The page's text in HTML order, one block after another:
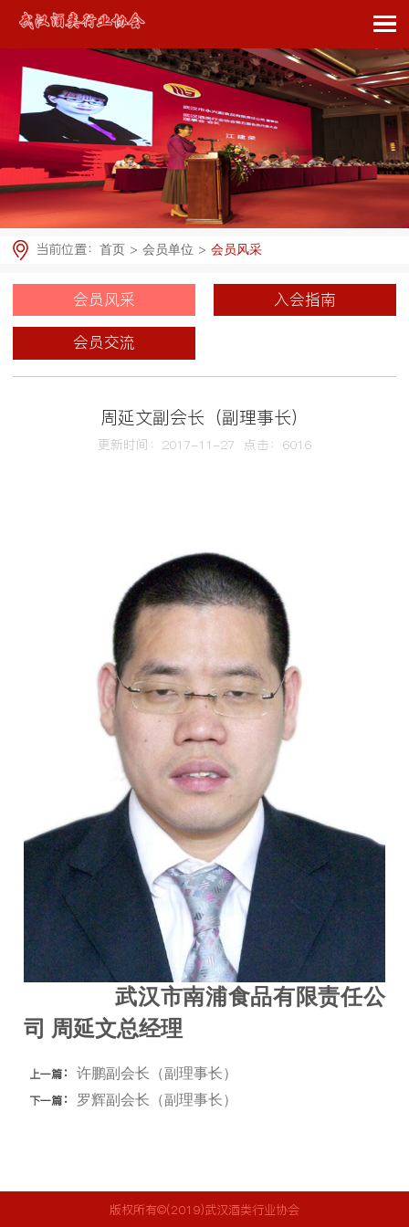
当前位置：首页 >会员单位 >会员风采
会员风采
入会指南
会员交流
周延文副会长（副理事长）
更新时间：2017-11-27 点击： 6016
武汉市南浦食品有限责任公
司 周延文总经理
上一篇：许鹏副会长（副理事长）
下一篇： 罗辉副会长（副理事长）
版权所有©(2019)武汉酒类行业协会